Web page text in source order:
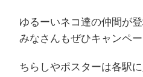
ゆるーいネコ達の仲間が登
みなさんもぜひキャンペ
ちらしやポスターは各駅